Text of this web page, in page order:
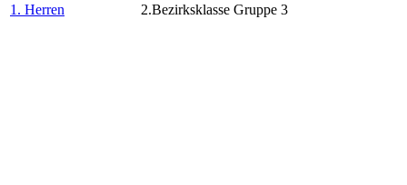
1. Herren 2.Bezirksklasse Gruppe 3